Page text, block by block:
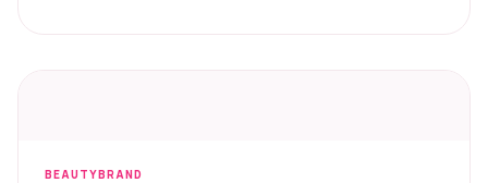
BEAUTYBRAND